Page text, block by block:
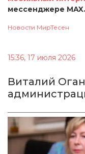
мессенджере MAX.
Новости МирТесен
15:36, 17 июля 2026
Виталий